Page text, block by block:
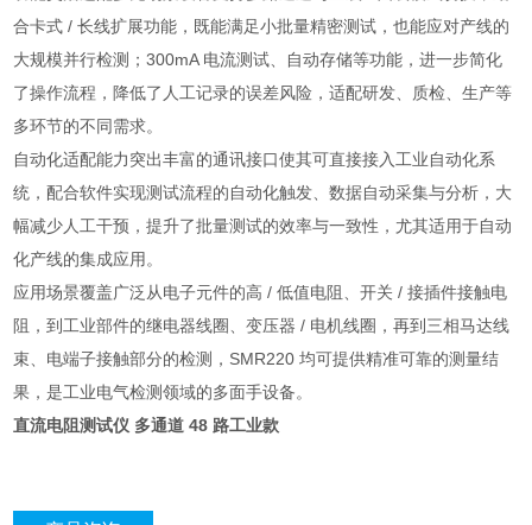
合卡式 / 长线扩展功能，既能满足小批量精密测试，也能应对产线的
大规模并行检测；300mA 电流测试、自动存储等功能，进一步简化
了操作流程，降低了人工记录的误差风险，适配研发、质检、生产等
多环节的不同需求。
自动化适配能力突出丰富的通讯接口使其可直接接入工业自动化系
统，配合软件实现测试流程的自动化触发、数据自动采集与分析，大
幅减少人工干预，提升了批量测试的效率与一致性，尤其适用于自动
化产线的集成应用。
应用场景覆盖广泛从电子元件的高 / 低值电阻、开关 / 接插件接触电
阻，到工业部件的继电器线圈、变压器 / 电机线圈，再到三相马达线
束、电端子接触部分的检测，SMR220 均可提供精准可靠的测量结
果，是工业电气检测领域的多面手设备。
直流电阻测试仪 多通道 48 路工业款